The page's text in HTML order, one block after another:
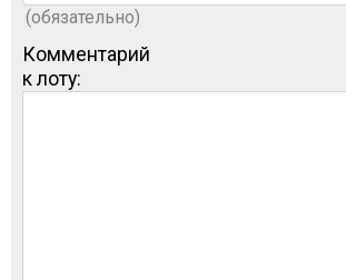
(обязательно)
Комментарий
к лоту: